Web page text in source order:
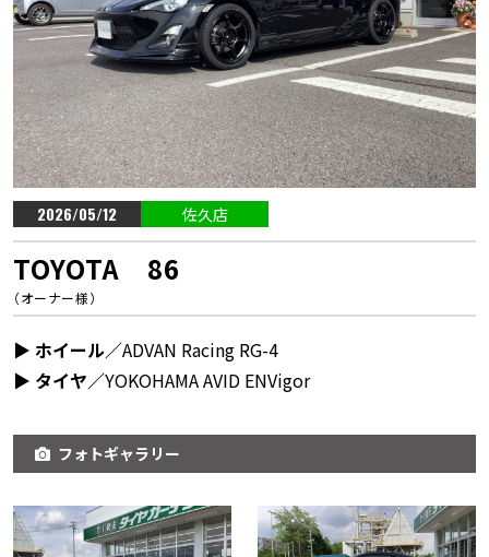
2026/05/12 佐久店
TOYOTA 86
（オーナー様）
▶︎ ホイール／ADVAN Racing RG-4
▶︎ タイヤ／YOKOHAMA AVID ENVigor
フォトギャラリー